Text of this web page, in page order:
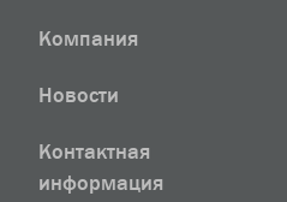
Компания
Новости
Контактная
информация